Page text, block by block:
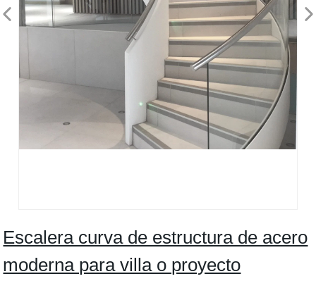
Escalera curva de estructura de acero
moderna para villa o proyecto